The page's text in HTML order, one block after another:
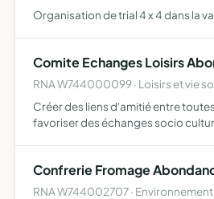
Organisation de trial 4 x 4 dans la
Comite Echanges Loisirs
RNA W744000099 · Loisirs et vie
Créer des liens d'amitié entre
favoriser des échanges socio
Confrerie Fromage
RNA W744002707 ·